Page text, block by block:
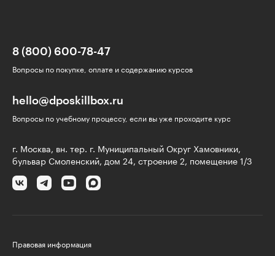
8 (800) 600-78-47
Вопросы по покупке, оплате и содержанию курсов
hello@dposkillbox.ru
Вопросы по учебному процессу, если вы уже проходите курс
г. Москва, вн. тер. г. Муниципальный Округ Хамовники,
бульвар Смоленский, дом 24, строение 2, помещение 1/3
Правовая информация